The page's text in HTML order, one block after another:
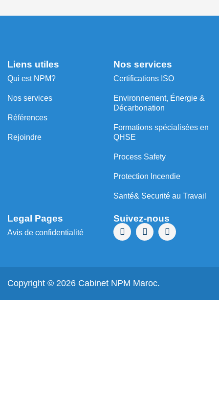
Liens utiles
Qui est NPM?
Nos services
Références
Rejoindre
Nos services
Certifications ISO
Environnement, Énergie &
Décarbonation
⁠Formations spécialisées en
QHSE
Process Safety
Protection Incendie
Santé& Securité au Travail
Legal Pages
Avis de confidentialité
Suivez-nous
Copyright © 2026 Cabinet NPM Maroc.